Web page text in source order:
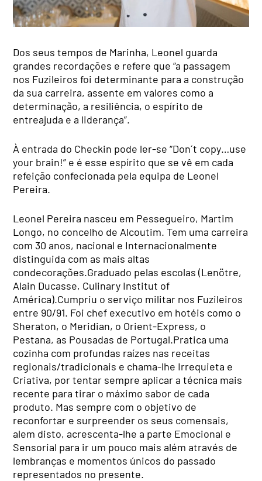
Dos seus tempos de Marinha, Leonel guarda
grandes recordações e refere que “a passagem
nos Fuzileiros foi determinante para a construção
da sua carreira, assente em valores como a
determinação, a resiliência, o espírito de
entreajuda e a liderança”.
À entrada do Checkin pode ler-se “Don´t copy…use
your brain!” e é esse espírito que se vê em cada
refeição confecionada pela equipa de Leonel
Pereira.
Leonel Pereira nasceu em Pessegueiro, Martim
Longo, no concelho de Alcoutim. Tem uma carreira
com 30 anos, nacional e Internacionalmente
distinguida com as mais altas
condecorações.Graduado pelas escolas (Lenötre,
Alain Ducasse, Culinary Institut of
América).Cumpriu o serviço militar nos Fuzileiros
entre 90/91. Foi chef executivo em hotéis como o
Sheraton, o Meridian, o Orient-Express, o
Pestana, as Pousadas de Portugal.Pratica uma
cozinha com profundas raízes nas receitas
regionais/tradicionais e chama-lhe Irrequieta e
Criativa, por tentar sempre aplicar a técnica mais
recente para tirar o máximo sabor de cada
produto. Mas sempre com o objetivo de
reconfortar e surpreender os seus comensais,
alem disto, acrescenta-lhe a parte Emocional e
Sensorial para ir um pouco mais além através de
lembranças e momentos únicos do passado
representados no presente.